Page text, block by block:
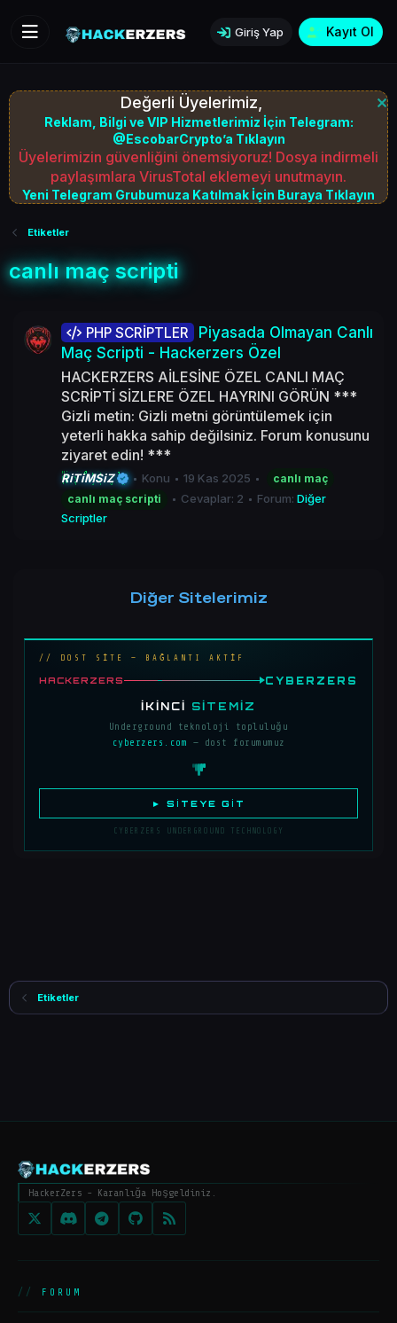
Giriş Yap Kayıt Ol
Değerli Üyelerimiz,
Reklam, Bilgi ve VIP Hizmetlerimiz İçin Telegram:
@EscobarCrypto’a Tıklayın
Üyelerimizin güvenliğini önemsiyoruz! Dosya indirmeli
paylaşımlara VirusTotal eklemeyi unutmayın.
Yeni Telegram Grubumuza Katılmak İçin Buraya Tıklayın
Etiketler
canlı maç scripti
PHP SCRİPTLER
Piyasada Olmayan Canlı
Maç Scripti - Hackerzers Özel
HACKERZERS AİLESİNE ÖZEL CANLI MAÇ
SCRİPTİ SİZLERE ÖZEL HAYRINI GÖRÜN ***
Gizli metin: Gizli metni görüntülemek için
yeterli hakka sahip değilsiniz. Forum konusunu
ziyaret edin! ***
RiTiMSiZ Konu 19 Kas 2025 canlı maç
canlı maç scripti Cevaplar: 2 Forum:Diğer
Scriptler
Diğer Sitelerimiz
// DOST SİTE — BAĞLANTI AKTİF
HACKERZERS CYBERZERS
İKINCI SITEMIZ
Underground teknoloji topluluğu
cyberzers.com — dost forumumuz
► SITEYE GIT
CYBERZERS UNDERGROUND TECHNOLOGY
Etiketler
HackerZers - Karanlığa Hoşgeldiniz.
FORUM